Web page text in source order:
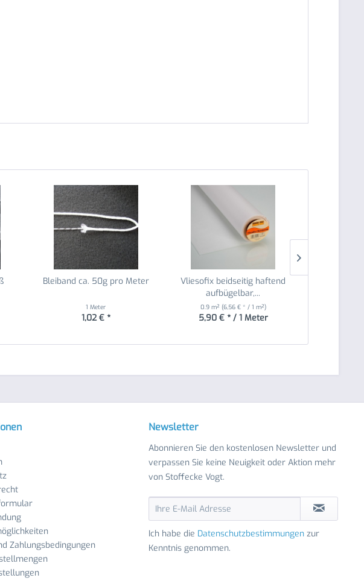
Bleiband ca. 50g pro Meter
1 Meter
1,02 € *
Vliesofix beidseitig haftend
aufbügelbar,...
0.9 m² (6,56 € * / 1 m²)
5,90 € * / 1 Meter
Zahlungsbedingungen
Newsletter
Abonnieren Sie den kostenlosen Newsletter und
verpassen Sie keine Neuigkeit oder Aktion mehr
von Stoffecke Vogt.
Ich habe die Datenschutzbestimmungen zur
Kenntnis genommen.